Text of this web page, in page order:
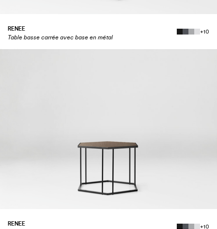
RENEE
Table basse carrée avec base en métal
+10
RENEE
+10